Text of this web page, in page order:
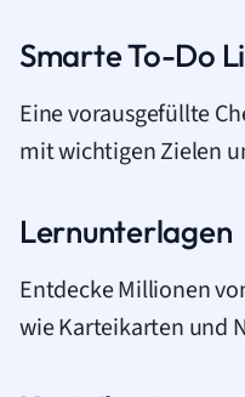
Smarte To-Do
Eine vorausgefüllte
mit wichtigen Zielen
Lernunterlagen
Entdecke Millionen
wie Karteikarten und